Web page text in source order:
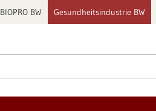
BIOPRO BW Gesundheitsindustrie BW